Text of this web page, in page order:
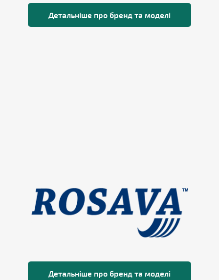
Детальніше про бренд та моделі
Детальніше про бренд та моделі